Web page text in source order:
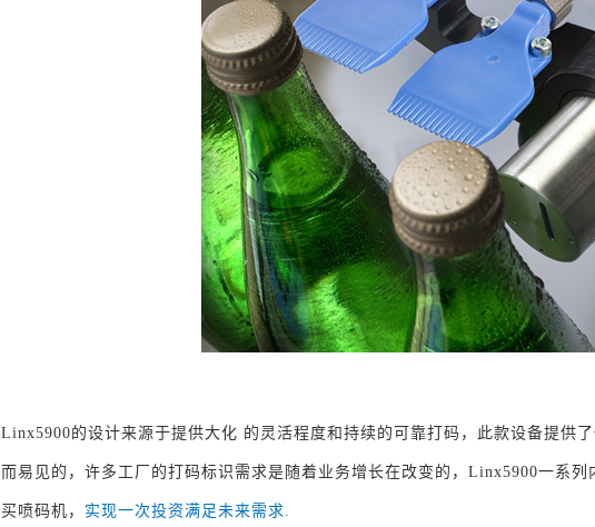
Linx5900的设计来源于提供大化 的灵活程度和持续的可靠打码，此款设备提供
而易见的，许多工厂的打码标识需求是随着业务增长在改变的，Linx5900一系
买喷码机， 实现一次投资满足未来需求.